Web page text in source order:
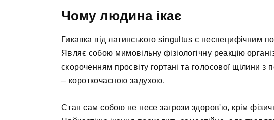
Чому людина ікає
Гикавка від латинського singultus є неспецифічним
Являє собою мимовільну фізіологічну реакцію
скороченням просвіту гортані та голосової щілини
– короткочасною задухою.
Стан сам собою не несе загрози здоров'ю, крім